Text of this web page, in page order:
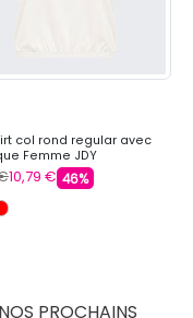
col rond regular avec
Femme JDY
10,79 € 46%
PROCHAINS